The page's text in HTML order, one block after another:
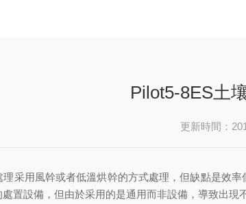
Pilot5-8ES土
更新時間：
采用風幹或者低溫烘幹的方式處理，但缺點是效
置設備，但由於采用的是通用而非設備，導致出